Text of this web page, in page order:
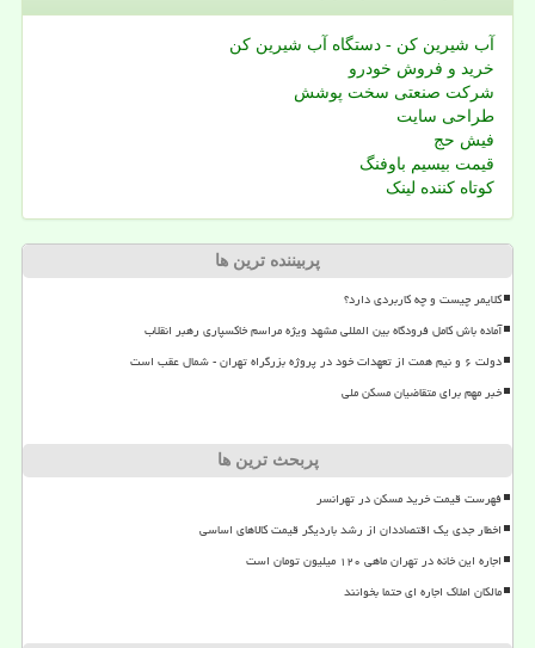
آب شیرین کن - دستگاه آب شیرین کن
خرید و فروش خودرو
شرکت صنعتی سخت پوشش
طراحی سایت
فیش حج
قیمت بیسیم باوفنگ
کوتاه کننده لینک
پربیننده ترین ها
کلایمر چیست و چه کاربردی دارد؟
آماده باش کامل فرودگاه بین المللی مشهد ویژه مراسم خاکسپاری رهبر انقلاب
دولت ۶ و نیم همت از تعهدات خود در پروژه بزرگراه تهران - شمال عقب است
خبر مهم برای متقاضیان مسکن ملی
پربحث ترین ها
فهرست قیمت خرید مسکن در تهرانسر
اخطار جدی یک اقتصاددان از رشد باردیگر قیمت کالاهای اساسی
اجاره این خانه در تهران ماهی ۱۲۰ میلیون تومان است
مالکان املاک اجاره ای حتما بخوانند